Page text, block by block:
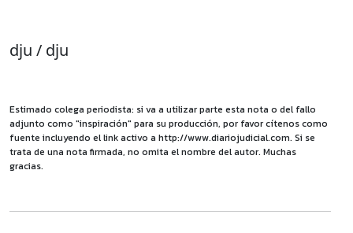
dju / dju
Estimado colega periodista: si va a utilizar parte esta nota o del fallo
adjunto como "inspiración" para su producción, por favor cítenos como
fuente incluyendo el link activo a http://www.diariojudicial.com. Si se
trata de una nota firmada, no omita el nombre del autor. Muchas
gracias.